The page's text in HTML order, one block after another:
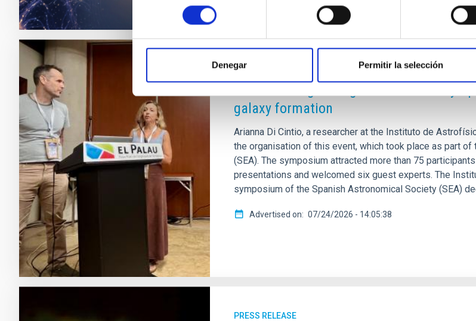
consentimiento
Denegar Permitir la selección
PRESS RELEASE
The IAC is organising the SEA’s first
galaxy formation
Arianna Di Cintio, a researcher at the Instituto de
the organisation of this event, which took place as part
(SEA). The symposium attracted more than 75
presentations and welcomed six guest experts. The
symposium of the Spanish Astronomical Society (SEA)
Advertised on 07/24/2026 - 14:05:38
PRESS RELEASE